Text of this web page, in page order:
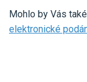
Mohlo by Vás
elektronické